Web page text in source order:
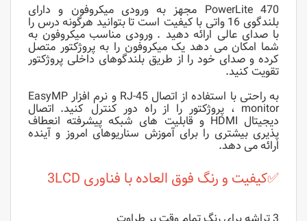
PowerLite 470 مجهز به ورودی میکروفون و دارای
بلندگوی 16 واتی با کیفیت است تا بتوانید هرگونه درس را
با صدای عالی ارائه دهید . ورودی مناسب میکروفون به
شما امکان می دهد یک میکروفون را به پروژکتور متصل
کرده و صدای خود را از طریق بلندگوهای داخلی پروژکتور
تقویت کنید.
به راحتی با استفاده از اتصال RJ-45 و نرم افزار EasyMP
monitor ، پروژکتور را از راه دور کنترل کنید. اتصال
دیجیتال HDMI و قابلیت های شبکه پیشرفته انعطاف
پذیری بیشتری را برای آموزش سناریوهای امروز و آینده
ارائه می دهد.
✅کیفیت و رنگ فوق العاده با فناوری 3LCD